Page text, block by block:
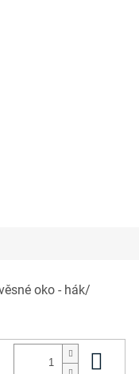
oko - hák/